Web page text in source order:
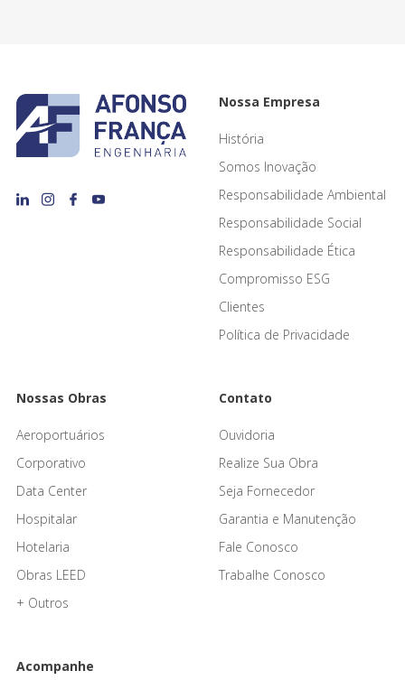
Nossa Empresa
História
Somos Inovação
Responsabilidade Ambiental
Responsabilidade Social
Responsabilidade Ética
Compromisso ESG
Clientes
Política de Privacidade
Nossas Obras
Aeroportuários
Corporativo
Data Center
Hospitalar
Hotelaria
Obras LEED
+ Outros
Contato
Ouvidoria
Realize Sua Obra
Seja Fornecedor
Garantia e Manutenção
Fale Conosco
Trabalhe Conosco
Acompanhe